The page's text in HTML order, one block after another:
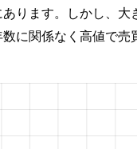
ります。しかし、大
に関係なく高値で売